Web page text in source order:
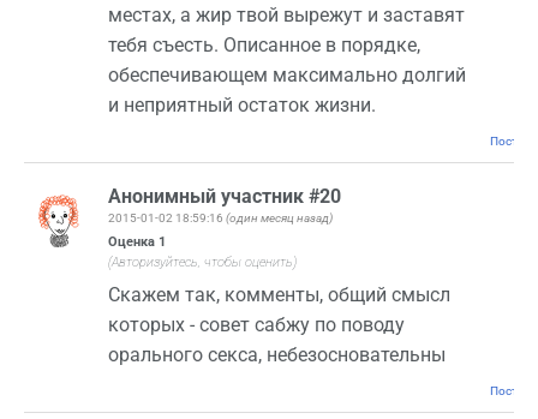
местах, а жир твой вырежут и заставят
тебя съесть. Описанное в порядке,
обеспечивающем максимально долгий
и неприятный остаток жизни.
Анонимный участник #20
2015-01-02 18:59:16 (один месяц назад)
Оценка 1
(Авторизуйтесь, чтобы оценить)
Скажем так, комменты, общий смысл
которых - совет сабжу по поводу
орального секса, небезосновательны